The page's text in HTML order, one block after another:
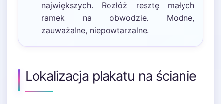
największych. Rozłóż resztę małych
ramek na obwodzie. Modne,
zauważalne, niepowtarzalne.
Lokalizacja plakatu na ścianie